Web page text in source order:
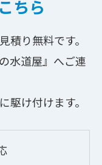
ちら
積り無料です。
水道屋』へご連
駆け付けます。